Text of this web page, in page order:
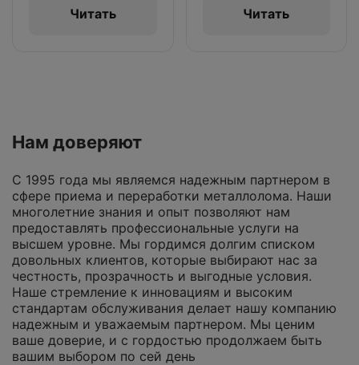
Читать
Читать
Нам доверяют
С 1995 года мы являемся надежным партнером в
сфере приема и переработки металлолома. Наши
многолетние знания и опыт позволяют нам
предоставлять профессиональные услуги на
высшем уровне. Мы гордимся долгим списком
довольных клиентов, которые выбирают нас за
честность, прозрачность и выгодные условия.
Наше стремление к инновациям и высоким
стандартам обслуживания делает нашу компанию
надежным и уважаемым партнером. Мы ценим
ваше доверие, и с гордостью продолжаем быть
вашим выбором по сей день